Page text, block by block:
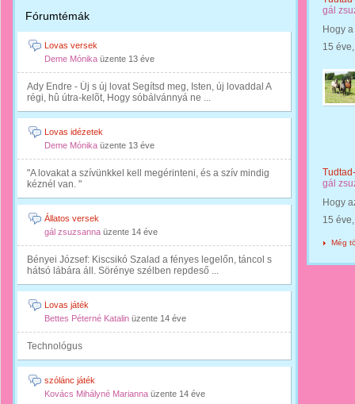
Fórumtémák
Lovas versek
Deme Mónika üzente 13 éve
Ady Endre - Új s új lovat Segítsd meg, Isten, új lovaddal A
régi, hû útra-kelõt, Hogy sóbálvánnyá ne ...
Lovas idézetek
Deme Mónika üzente 13 éve
"A lovakat a szívünkkel kell megérinteni, és a szív mindig
kéznél van. "
Állatos versek
gál zsuzsanna üzente 14 éve
Bényei József: Kiscsikó Szalad a fényes legelőn, táncol s
hátsó lábára áll. Sörénye szélben repdeső ...
Lovas játék
Bettes Péterné Katalin üzente 14 éve
Technológus
szólánc játék
Kovács Mihályné Marianna üzente 14 éve
gál
Hogy
15
gál
Hogy
15
Még